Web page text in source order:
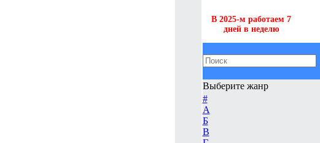
В 2025-м работаем 7
дней в неделю
Выберите жанр
#
А
Б
В